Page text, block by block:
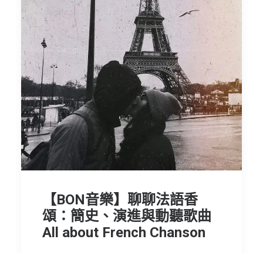
【BON音樂】聊聊法語香
頌：簡史、演進與動聽歌曲
All about French Chanson